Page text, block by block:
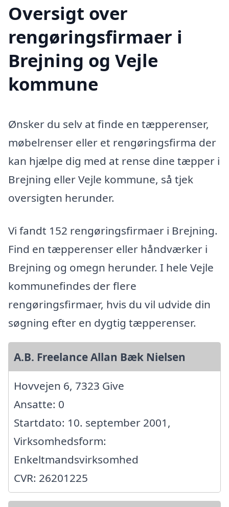
Oversigt over
rengøringsfirmaer i
Brejning og Vejle
kommune
Ønsker du selv at finde en tæpperenser,
møbelrenser eller et rengøringsfirma der
kan hjælpe dig med at rense dine tæpper i
Brejning eller Vejle kommune, så tjek
oversigten herunder.
Vi fandt 152 rengøringsfirmaer i Brejning.
Find en tæpperenser eller håndværker i
Brejning og omegn herunder. I hele Vejle
kommunefindes der flere
rengøringsfirmaer, hvis du vil udvide din
søgning efter en dygtig tæpperenser.
A.B. Freelance Allan Bæk Nielsen
Hovvejen 6, 7323 Give
Ansatte: 0
Startdato: 10. september 2001,
Virksomhedsform:
Enkeltmandsvirksomhed
CVR: 26201225